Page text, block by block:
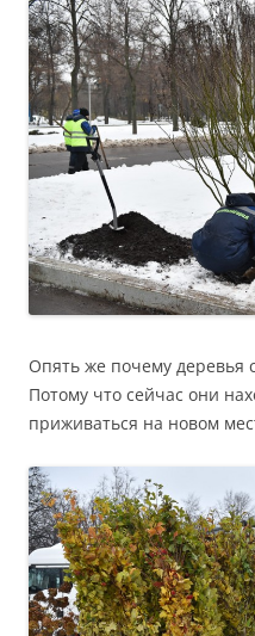
Опять же почему деревья
Потому что сейчас они
приживаться на новом